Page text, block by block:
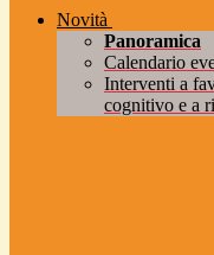
Novità
Panoramica
Calendario
Interventi a
cognitivo e a